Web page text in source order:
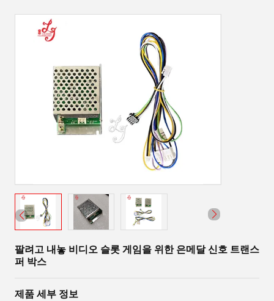
팔려고 내놓 비디오 슬롯 게임을 위한 은메달 신호 트랜스
퍼 박스
제품 세부 정보